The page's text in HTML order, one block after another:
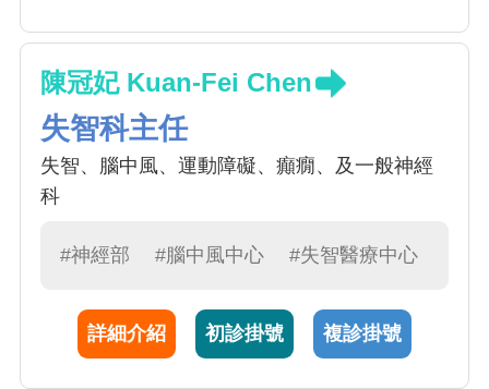
陳冠妃 Kuan-Fei Chen
失智科主任
失智、腦中風、運動障礙、癲癇、及一般神經
科
#神經部 #腦中風中心 #失智醫療中心
詳細介紹 初診掛號 複診掛號